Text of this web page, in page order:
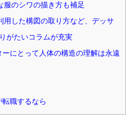
のシワの描き方も補足
した構図の取り方など、デッサ
がたいコラムが充実
ーにとって人体の構造の理解は永遠
職するなら